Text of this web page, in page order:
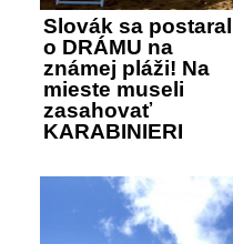
Slovák sa postaral
o DRÁMU na
známej pláži! Na
mieste museli
zasahovať
KARABINIERI